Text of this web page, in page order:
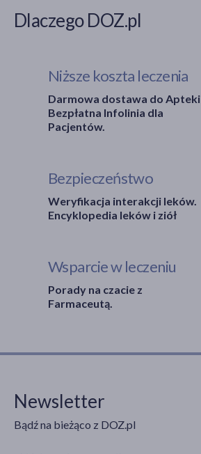
Dlaczego DOZ.pl
Niższe koszta leczenia
Darmowa dostawa do Apteki
Bezpłatna Infolinia dla
Pacjentów.
Bezpieczeństwo
Weryfikacja interakcji leków.
Encyklopedia leków i ziół
Wsparcie w leczeniu
Porady na czacie z
Farmaceutą.
Newsletter
Bądź na bieżąco z DOZ.pl